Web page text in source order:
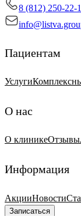
8 (812) 250-22-
Пациентам
Услуги
О нас
О клиникеОтзывы
Информация
АкцииНовости
Записаться